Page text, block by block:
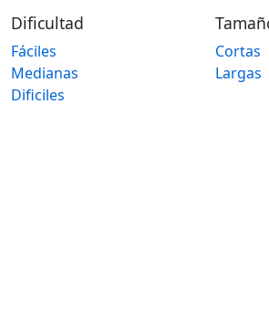
Dificultad
Fáciles
Medianas
Dificiles
Cortas
Largas